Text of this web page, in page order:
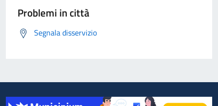
Problemi in città
Segnala disservizio